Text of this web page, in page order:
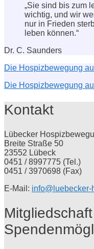
„Sie sind bis zum
wichtig, und wir
nur in Frieden
leben können.“
Dr. C. Saunders
Die Hospizbewegung
Die Hospizbewegung
Kontakt
Lübecker
Breite Straße 50
23552 Lübeck
0451 / 8997775 (Tel.)
0451 / 3970698 (Fax)
E-Mail: